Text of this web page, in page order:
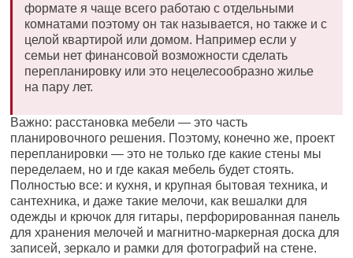
формате я чаще всего работаю с отдельными
комнатами поэтому он так называется, но также и с
целой квартирой или домом. Например если у
семьи нет финансовой возможности сделать
перепланировку или это нецелесообразно жилье
на пару лет.
Важно: расстановка мебели — это часть
планировочного решения. Поэтому, конечно же, проект
перепланировки — это не только где какие стены мы
переделаем, но и где какая мебель будет стоять.
Полностью все: и кухня, и крупная бытовая техника, и
сантехника, и даже такие мелочи, как вешалки для
одежды и крючок для гитары, перфорированная панель
для хранения мелочей и магнитно-маркерная доска для
записей, зеркало и рамки для фотографий на стене.